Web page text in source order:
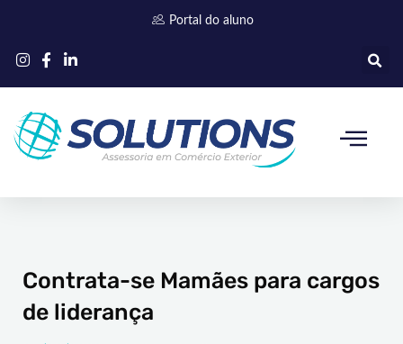
conteúdo
Portal do aluno
Contrata-se Mamães para cargos
de liderança